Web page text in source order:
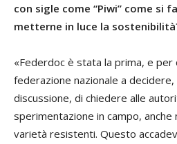
con sigle come “Piwi” come si
metterne in luce la
«Federdoc è stata la prima, e per
federazione nazionale a
discussione, di chiedere alle
sperimentazione in campo, anche
varietà resistenti. Questo